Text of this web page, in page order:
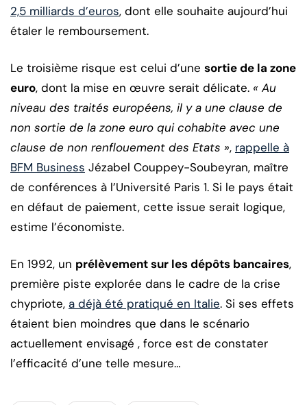
2,5 milliards d’euros, dont elle souhaite aujourd’hui
étaler le remboursement.
Le troisième risque est celui d’une sortie de la zone
euro, dont la mise en œuvre serait délicate. « Au
niveau des traités européens, il y a une clause de
non sortie de la zone euro qui cohabite avec une
clause de non renflouement des Etats », rappelle à
BFM Business Jézabel Couppey-Soubeyran, maître
de conférences à l’Université Paris 1. Si le pays était
en défaut de paiement, cette issue serait logique,
estime l’économiste.
En 1992, un prélèvement sur les dépôts bancaires,
première piste explorée dans le cadre de la crise
chypriote, a déjà été pratiqué en Italie. Si ses effets
étaient bien moindres que dans le scénario
actuellement envisagé , force est de constater
l’efficacité d’une telle mesure…